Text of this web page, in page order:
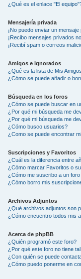
¿Qué es el enlace "El
Mensajería privada
¡No puedo enviar un mensaje
¡Recibo mensajes privados
¡Recibí spam o correos
Amigos e Ignorados
¿Qué es la lista de Mis
¿Cómo se puede añadir o
Búsqueda en los foros
¿Cómo se puede buscar en
¿Por qué mi búsqueda me
¿Por qué mi búsqueda me
¿Cómo busco usuarios?
¿Como se puede encontrar
Suscripciones y Favoritos
¿Cuál es la diferencia entre
¿Cómo marcar Favoritos o
¿Cómo me suscribo a un
¿Cómo borro mis
Archivos Adjuntos
¿Qué archivos adjuntos son
¿Cómo encuentro todos mis
Acerca de phpBB
¿Quién programó este foro?
¿Por qué este foro no tiene
¿Con quién se puede
¿Cómo puedo ponerme en